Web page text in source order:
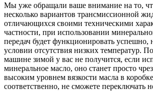
Мы уже обращали ваше внимание на то,
несколько вариантов трансмиссионной
отличающихся своими техническими
частности, при использовании
передач будет функционировать успешно,
условии отсутствия низких температур.
машине зимой у вас не получится, если
минеральное масло, оно станет просто
высоким уровнем вязкости масла в
соответственно, не сможете переключать